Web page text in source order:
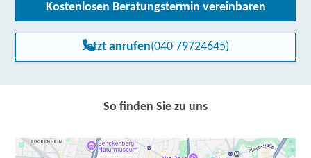
Kostenlosen Beratungstermin vereinbaren
Jetzt anrufen(040 79724645)
So finden Sie zu uns